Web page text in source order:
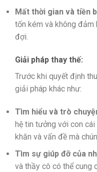
Mất thời gian và tiền
tốn kém và không đảm
đợi.
Giải pháp thay thế:
Trước khi quyết định
giải pháp khác như:
Tìm hiểu và trò
hệ tin tưởng với con
khăn và vấn đề mà
Tìm sự giúp đỡ của
và thầy cô có thể cung